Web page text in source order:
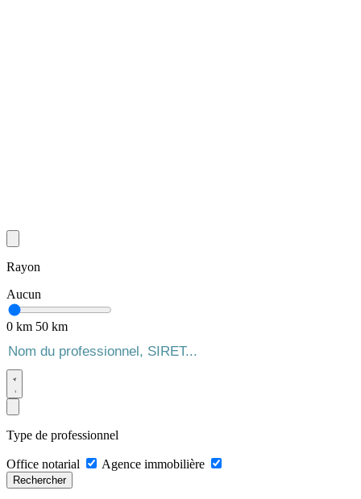
Rayon
Aucun
0 km 50 km
Type de professionnel
Office notarial Agence immobilière
Rechercher